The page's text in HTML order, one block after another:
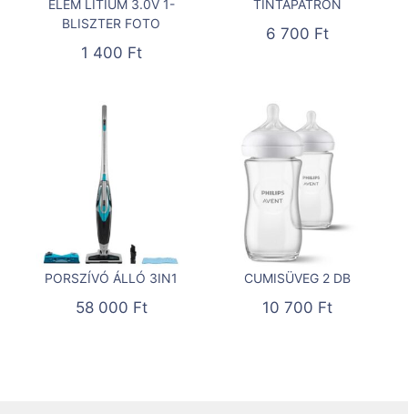
ELEM LÍTIUM 3.0V 1-
BLISZTER FOTO
1 400 Ft
TINTAPATRON
6 700 Ft
PORSZÍVÓ ÁLLÓ 3IN1
58 000 Ft
CUMISÜVEG 2 DB
10 700 Ft